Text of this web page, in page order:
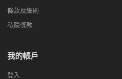
條款及細則
私隱條款
我的帳戶
登入